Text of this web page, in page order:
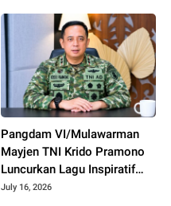
Pangdam VI/Mulawarman
Mayjen TNI Krido Pramono
Luncurkan Lagu Inspiratif
"Teruslah Melangkah"
July 16, 2026